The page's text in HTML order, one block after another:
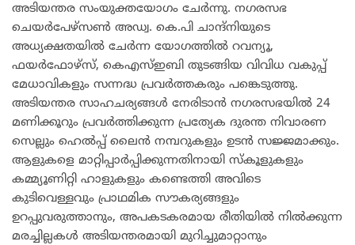
അടിയന്തര സംയുക്തയോഗം ചേർന്നു. നഗരസഭ
ചെയർപേഴ്സൺ അഡ്വ. കെ.പി ചാന്ദ്നിയുടെ
അധ്യക്ഷതയിൽ ചേർന്ന യോഗത്തിൽ റവന്യൂ,
ഫയർഫോഴ്സ്, കെഎസ്ഇബി തുടങ്ങിയ വിവിധ വകുപ്പ്
മേധാവികളും സന്നദ്ധ പ്രവർത്തകരും പങ്കെടുത്തു.
അടിയന്തര സാഹചര്യങ്ങൾ നേരിടാൻ നഗരസഭയിൽ 24
മണിക്കൂറും പ്രവർത്തിക്കുന്ന പ്രത്യേക ദുരന്ത നിവാരണ
സെല്ലും ഹെൽപ്പ് ലൈൻ നമ്പറുകളും ഉടൻ സജ്ജമാക്കും.
ആളുകളെ മാറ്റിപ്പാർപ്പിക്കുന്നതിനായി സ്കൂളുകളും
കമ്മ്യൂണിറ്റി ഹാളുകളും കണ്ടെത്തി അവിടെ
കുടിവെള്ളവും പ്രാഥമിക സൗകര്യങ്ങളും
ഉറപ്പുവരുത്താനും, അപകടകരമായ രീതിയിൽ നിൽക്കുന്ന
മരച്ചില്ലകൾ അടിയന്തരമായി മുറിച്ചുമാറ്റാനും